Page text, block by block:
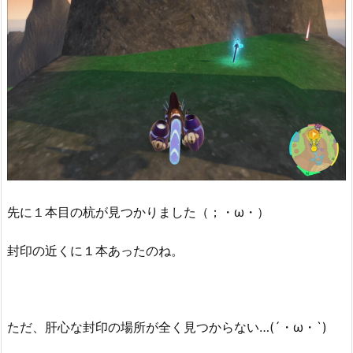
先に１本目の杭が見つかりました（；・ω・）
封印の近くに１本あったのね。
ただ、肝心な封印の場所が全く見つからない…(´・ω・`)